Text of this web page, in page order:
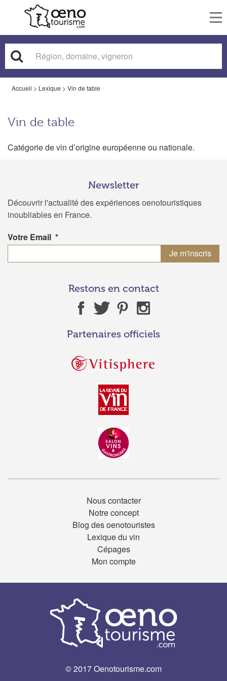
Accueil > Lexique > Vin de table
Vin de table
Catégorie de vin d’origine européenne ou nationale.
Newsletter
Découvrir l'actualité des expériences oenotouristiques
inoubliables en France.
Votre Email *
Restons en contact
Partenaires officiels
Nous contacter
Notre concept
Blog des oenotouristes
Lexique du vin
Cépages
Mon compte
© 2017 Oenotourisme.com